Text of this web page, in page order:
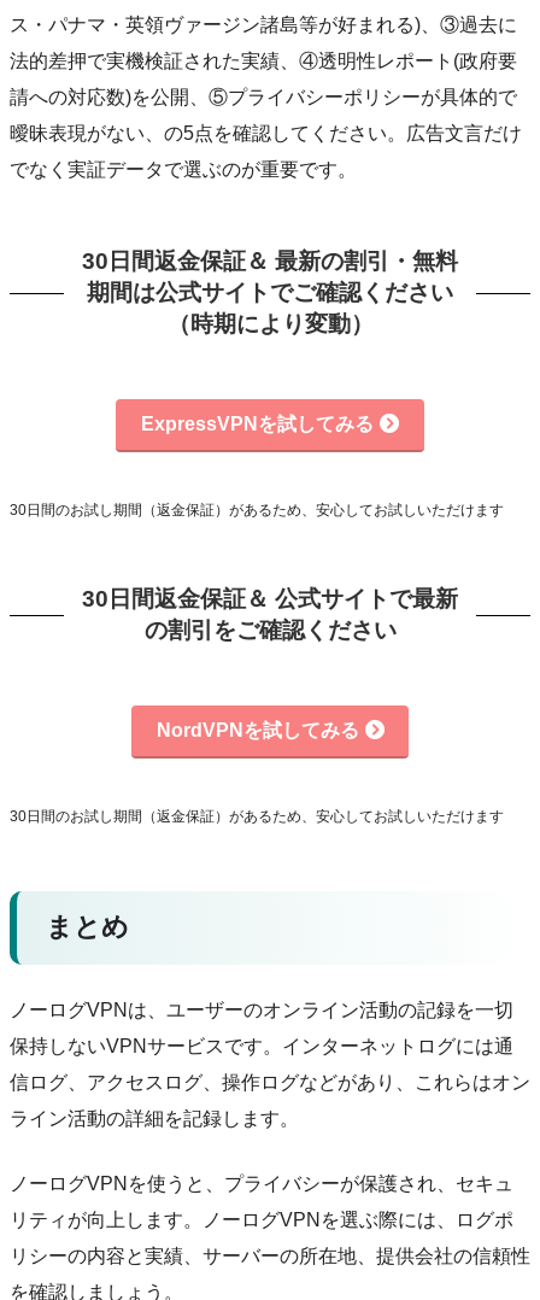
ス・パナマ・英領ヴァージン諸島等が好まれる)、③過去に
法的差押で実機検証された実績、④透明性レポート(政府要
請への対応数)を公開、⑤プライバシーポリシーが具体的で
曖昧表現がない、の5点を確認してください。広告文言だけ
でなく実証データで選ぶのが重要です。
30日間返金保証＆ 最新の割引・無料
期間は公式サイトでご確認ください
（時期により変動）
ExpressVPNを試してみる
30日間のお試し期間（返金保証）があるため、安心してお試しいただけます
30日間返金保証＆ 公式サイトで最新
の割引をご確認ください
NordVPNを試してみる
30日間のお試し期間（返金保証）があるため、安心してお試しいただけます
まとめ
ノーログVPNは、ユーザーのオンライン活動の記録を一切
保持しないVPNサービスです。インターネットログには通
信ログ、アクセスログ、操作ログなどがあり、これらはオン
ライン活動の詳細を記録します。
ノーログVPNを使うと、プライバシーが保護され、セキュ
リティが向上します。ノーログVPNを選ぶ際には、ログポ
リシーの内容と実績、サーバーの所在地、提供会社の信頼性
を確認しましょう。